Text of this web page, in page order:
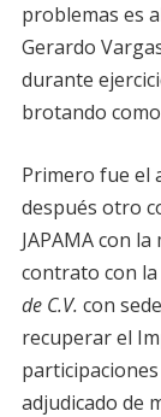
problemas es
Gerardo
durante
brotando como
Primero fue el
después otro
JAPAMA con
contrato con
de C.V. con
recuperar el
adjudicado de